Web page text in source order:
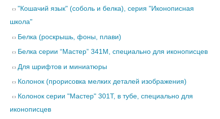
"Кошачий язык" (соболь и белка), серия "Иконописная
школа"
Белка (роскрышь, фоны, плави)
Белка серии “Мастер” 341М, специально для иконописцев
Для шрифтов и миниатюры
Колонок (прорисовка мелких деталей изображения)
Колонок серии "Мастер" 301Т, в тубе, специально для
иконописцев